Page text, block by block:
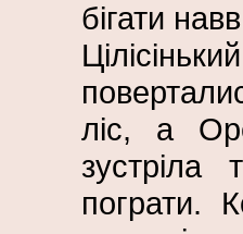
бігати
ліс, а
пограти.